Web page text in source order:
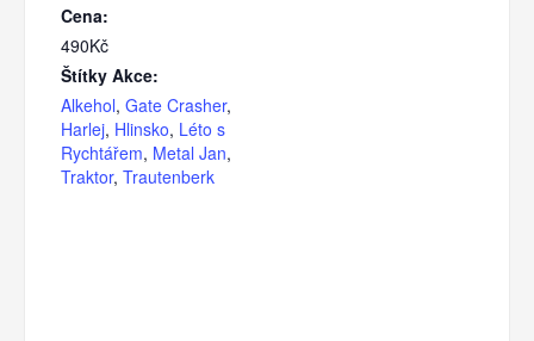
Cena:
490Kč
Štítky Akce:
Alkehol, Gate Crasher,
Harlej, Hlinsko, Léto s
Rychtářem, Metal Jan,
Traktor, Trautenberk